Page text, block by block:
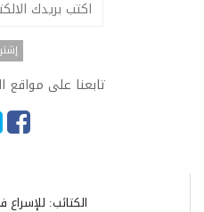
تابعنا على مواقع
الكتائب: